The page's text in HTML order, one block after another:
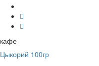
кафе
Цыкорий 100гр